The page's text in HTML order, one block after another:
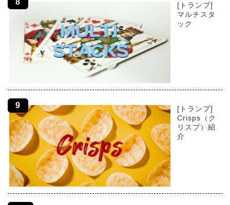
[トランプ]
マルチスタ
ック
[トランプ]
Crisps（ク
リスプ）紹
介